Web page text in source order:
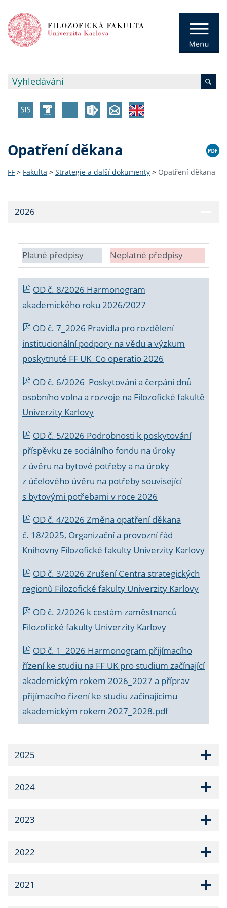
Opatření děkana
FF > Fakulta > Strategie a další dokumenty > Opatření děkana
2026
Platné předpisy Neplatné předpisy
OD č. 8/2026 Harmonogram
akademického roku 2026/2027
OD č. 7_2026 Pravidla pro rozdělení
institucionální podpory na vědu a výzkum
poskytnuté FF UK_Co operatio 2026
OD č. 6/2026 Poskytování a čerpání dnů
osobního volna a rozvoje na Filozofické fakultě
Univerzity Karlovy
OD č. 5/2026 Podrobnosti k poskytování
příspěvku ze sociálního fondu na úroky
z úvěru na bytové potřeby a na úroky
z účelového úvěru na potřeby související
s bytovými potřebami v roce 2026
OD č. 4/2026 Změna opatření děkana
č. 18/2025, Organizační a provozní řád
Knihovny Filozofické fakulty Univerzity Karlovy
OD č. 3/2026 Zrušení Centra strategických
regionů Filozofické fakulty Univerzity Karlovy
OD č. 2/2026 k cestám zaměstnanců
Filozofické fakulty Univerzity Karlovy
OD č. 1_2026 Harmonogram přijímacího
řízení ke studiu na FF UK pro studium začínající
akademickým rokem 2026_2027 a příprav
přijímacího řízení ke studiu začínajícímu
akademickým rokem 2027_2028.pdf
2025
2024
2023
2022
2021